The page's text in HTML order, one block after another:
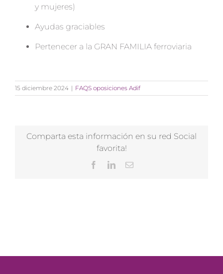
y mujeres)
Ayudas graciables
Pertenecer a la GRAN FAMILIA ferroviaria
15 diciembre 2024 | FAQS oposiciones Adif
Comparta esta información en su red Social
favorita!
FacebookLinkedInCorreo